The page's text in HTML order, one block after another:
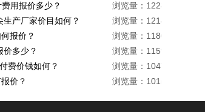
用报价多少？
浏览量：1228
产厂家价目如何？
浏览量：1214
报价？
浏览量：1180
多少？
浏览量：1159
费价钱如何？
浏览量：1047
价？
浏览量：1015